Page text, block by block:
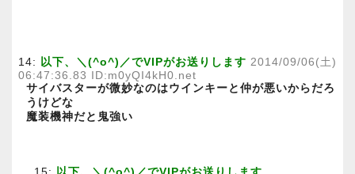
14: 以下、＼(^o^)／でVIPがお送りします 2014/09/06(土)
06:47:36.83 ID:m0yQI4kH0.net
サイバスターが微妙なのはウインキーと仲が悪いからだろ
うけどな
魔装機神だと鬼強い